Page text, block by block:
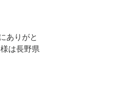
ありがと
は長野県